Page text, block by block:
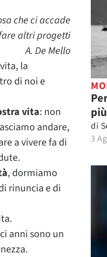
che ci accade
altri progetti
A. De Mello
la
di noi e
vita: non
andare,
a vivere fa di
, dormiamo
rinuncia e di
anni sono un
di
3